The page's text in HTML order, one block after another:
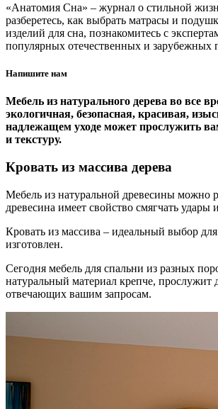
«Анатомия Сна» – журнал о стильной
разберетесь, как выбрать матрасы и
изделий для сна, познакомитесь с
популярных отечественных и зарубежных
Напишите нам
Мебель из натурального дерева во все
экологичная, безопасная, красивая,
надлежащем уходе может прослужить
и текстуру.
Кровать из массива дерева
Мебель из натуральной древесины можно
древесина имеет свойство смягчать
Кровать из массива – идеальный выбор
изготовлен.
Сегодня мебель для спальни из разных
натуральный материал крепче,
отвечающих вашим запросам.